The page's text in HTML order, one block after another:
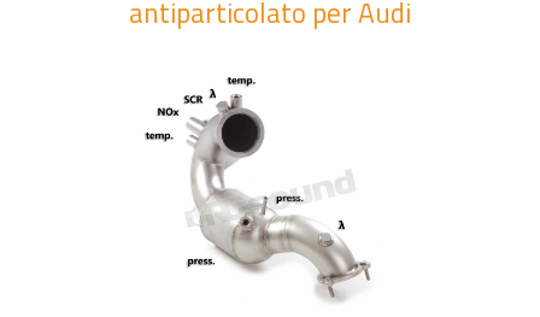
antiparticolato per Audi